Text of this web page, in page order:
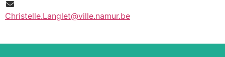
Christelle.Langlet@ville.namur.be